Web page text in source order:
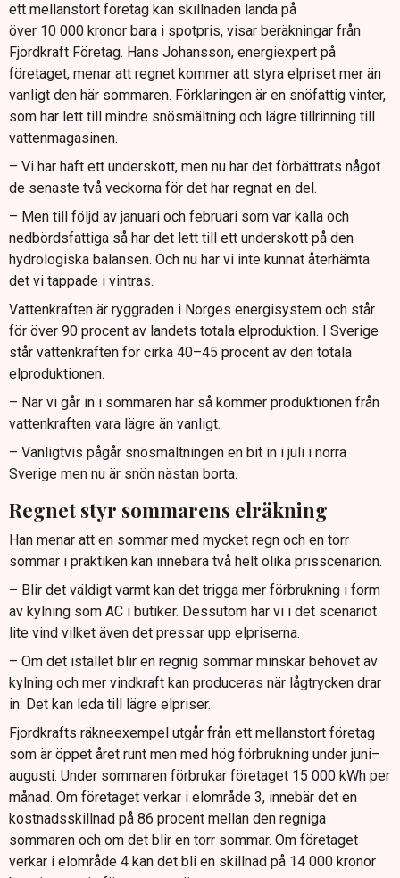
ett mellanstort företag kan skillnaden landa på
över 10 000 kronor bara i spotpris, visar beräkningar från
Fjordkraft Företag. Hans Johansson, energiexpert på
företaget, menar att regnet kommer att styra elpriset mer än
vanligt den här sommaren. Förklaringen är en snöfattig vinter,
som har lett till mindre snösmältning och lägre tillrinning till
vattenmagasinen.
– Vi har haft ett underskott, men nu har det förbättrats något
de senaste två veckorna för det har regnat en del.
– Men till följd av januari och februari som var kalla och
nedbördsfattiga så har det lett till ett underskott på den
hydrologiska balansen. Och nu har vi inte kunnat återhämta
det vi tappade i vintras.
Vattenkraften är ryggraden i Norges energisystem och står
för över 90 procent av landets totala elproduktion. I Sverige
står vattenkraften för cirka 40–45 procent av den totala
elproduktionen.
– När vi går in i sommaren här så kommer produktionen från
vattenkraften vara lägre än vanligt.
– Vanligtvis pågår snösmältningen en bit in i juli i norra
Sverige men nu är snön nästan borta.
Regnet styr sommarens elräkning
Han menar att en sommar med mycket regn och en torr
sommar i praktiken kan innebära två helt olika prisscenarion.
– Blir det väldigt varmt kan det trigga mer förbrukning i form
av kylning som AC i butiker. Dessutom har vi i det scenariot
lite vind vilket även det pressar upp elpriserna.
– Om det istället blir en regnig sommar minskar behovet av
kylning och mer vindkraft kan produceras när lågtrycken drar
in. Det kan leda till lägre elpriser.
Fjordkrafts räkneexempel utgår från ett mellanstort företag
som är öppet året runt men med hög förbrukning under juni–
augusti. Under sommaren förbrukar företaget 15 000 kWh per
månad. Om företaget verkar i elområde 3, innebär det en
kostnadsskillnad på 86 procent mellan den regniga
sommaren och om det blir en torr sommar. Om företaget
verkar i elområde 4 kan det bli en skillnad på 14 000 kronor